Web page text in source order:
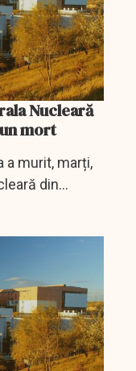
Nucleară
mort
a murit, marți,
din
și polițiștii